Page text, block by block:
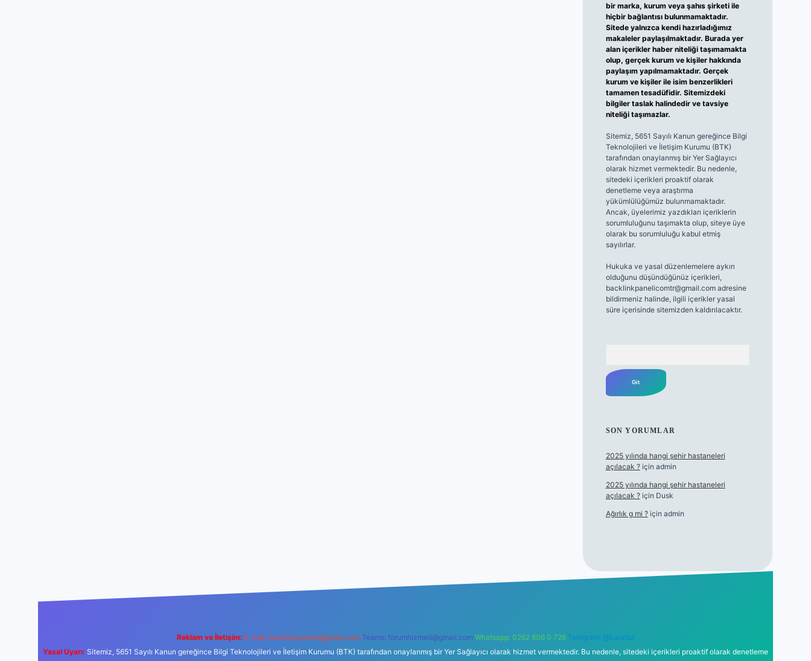
bir marka, kurum veya şahıs şirketi ile
hiçbir bağlantısı bulunmamaktadır.
Sitede yalnızca kendi hazırladığımız
makaleler paylaşılmaktadır. Burada yer
alan içerikler haber niteliği taşımamakta
olup, gerçek kurum ve kişiler hakkında
paylaşım yapılmamaktadır. Gerçek
kurum ve kişiler ile isim benzerlikleri
tamamen tesadüfidir. Sitemizdeki
bilgiler taslak halindedir ve tavsiye
niteliği taşımazlar.
Sitemiz, 5651 Sayılı Kanun gereğince Bilgi
Teknolojileri ve İletişim Kurumu (BTK)
tarafından onaylanmış bir Yer Sağlayıcı
olarak hizmet vermektedir. Bu nedenle,
sitedeki içerikleri proaktif olarak
denetleme veya araştırma
yükümlülüğümüz bulunmamaktadır.
Ancak, üyelerimiz yazdıkları içeriklerin
sorumluluğunu taşımakta olup, siteye üye
olarak bu sorumluluğu kabul etmiş
sayılırlar.
Hukuka ve yasal düzenlemelere aykırı
olduğunu düşündüğünüz içerikleri,
backlinkpanelicomtr@gmail.comadresine
bildirmeniz halinde, ilgili içerikler yasal
süre içerisinde sitemizden kaldırılacaktır.
SON YORUMLAR
2025 yılında hangi şehir hastaneleri
açılacak ?için admin
2025 yılında hangi şehir hastaneleri
açılacak ?için Dusk
Ağırlık g mi ?için admin
Reklam ve İletişim: E-mail: backlinkpaneli@gmail.com Teams: forumhizmeti@gmail.com Whatsapp: 0262 606 0 726 Telegram: @karabul
Yasal Uyarı: Sitemiz, 5651 Sayılı Kanun gereğince Bilgi Teknolojileri ve İletişim Kurumu (BTK) tarafından onaylanmış bir Yer Sağlayıcı olarak hizmet vermektedir. Bu nedenle, sitedeki içerikleri proaktif olarak denetleme